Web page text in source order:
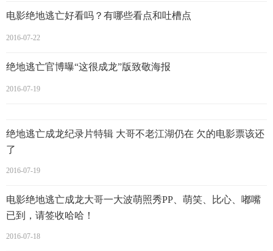
维，成龙替罗维拍摄的是大制作的古龙作品，少林系列
（《少林木人巷》）但都不得志，在拍摄《少林门》时被打
1982年，成龙便开始打入好莱坞市场。但他迈向国际之路并
电影绝地逃亡好看吗？有哪些看点和吐槽点
2016-07-22
绝地逃亡官博曝“这很成龙”版致敬海报
2016-07-19
绝地逃亡成龙纪录片特辑 大哥不老江湖仍在 欠的电影票该还
了
2016-07-19
电影绝地逃亡成龙大哥一大波萌照秀PP、萌笑、比心、嘟嘴
已到，请签收哈哈！
2016-07-18